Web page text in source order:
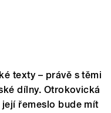
texty – právě s těmi
dílny. Otrokovická
řemeslo bude mít